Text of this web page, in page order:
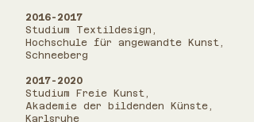
2016-2017
Studium Textildesign,
Hochschule für angewandte Kunst,
Schneeberg
2017-2020
Studium Freie Kunst,
Akademie der bildenden Künste,
Karlsruhe